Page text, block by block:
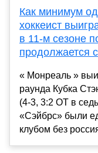
Как минимум
хоккеист
в 11-м сезоне
продолжается
« Монреаль »
раунда Кубка
(4-3, 3:2 ОТ в
«Сэйбрс» были
клубом без